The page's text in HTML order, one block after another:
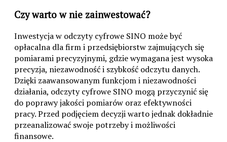
Czy warto w nie zainwestować?
Inwestycja w odczyty cyfrowe SINO może być
opłacalna dla firm i przedsiębiorstw zajmujących się
pomiarami precyzyjnymi, gdzie wymagana jest wysoka
precyzja, niezawodność i szybkość odczytu danych.
Dzięki zaawansowanym funkcjom i niezawodności
działania, odczyty cyfrowe SINO mogą przyczynić się
do poprawy jakości pomiarów oraz efektywności
pracy. Przed podjęciem decyzji warto jednak dokładnie
przeanalizować swoje potrzeby i możliwości
finansowe.